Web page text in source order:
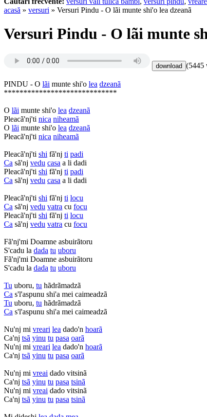
acasă » versuri » Versuri Pindu - O lãi munte shi'o lea dzeanã
Versuri Pindu - O lãi munte
(5445
PINDU - O lãi munte shi'o lea dzeanã
*****************************
O lãi munte shi'o lea dzeanã
Pleacã'nj'ti nica niheamã
O lãi munte shi'o lea dzeanã
Pleacã'nj'ti nica niheamã
Pleacã'nj'ti shi fã'nj ti padi
Ca sã'nj vedu casa a li dadi
Pleacã'nj'ti shi fã'nj ti padi
Ca sã'nj vedu casa a li dadi
Pleacã'nj'ti shi fã'nj ti locu
Ca sã'nj vedu vatra cu focu
Pleacã'nj'ti shi fã'nj ti locu
Ca sã'nj vedu vatra cu focu
Fã'nj'mi Doamne asbuirãtoru
S'cadu la dada tu uboru
Fã'nj'mi Doamne asbuirãtoru
S'cadu la dada tu uboru
Tu uboru, tu hãdrãmadzã
Ca s'l'aspunu shi'a mei caimeadzã
Tu uboru, tu hãdrãmadzã
Ca s'l'aspunu shi'a mei caimeadzã
Nu'nj mi vreari lea dado'n hoarã
Ca'nj tsã yinu tu pasa oarã
Nu'nj mi vreari lea dado'n hoarã
Ca'nj tsã yinu tu pasa oarã
Nu'nj mi vreai dado vitsinã
Ca'nj tsã yinu tu pasa tsinã
Nu'nj mi vreai dado vitsinã
Ca'nj tsã yinu tu pasa tsinã